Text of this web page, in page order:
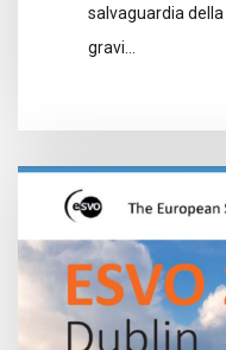
salvaguardia
gravi…